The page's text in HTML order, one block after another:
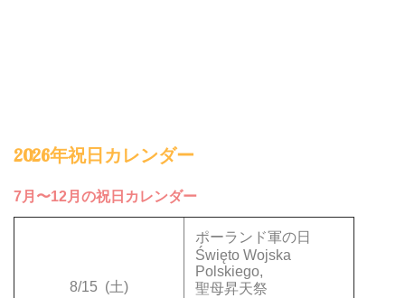
2026年祝日カレンダー
7月〜12月の祝日カレンダー
8/15 (土)
ポーランド軍の日
Święto Wojska
Polskiego,
聖母昇天祭